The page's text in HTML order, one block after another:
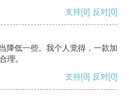
支持[0] 反对[0]
降低一些。我个人觉得，一款加
理。
支持[0] 反对[0]